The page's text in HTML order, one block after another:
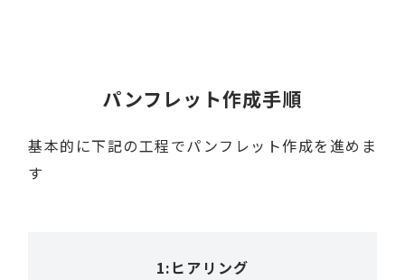
パンフレット作成手順
基本的に下記の工程でパンフレット作成を進めま
す
1:ヒアリング